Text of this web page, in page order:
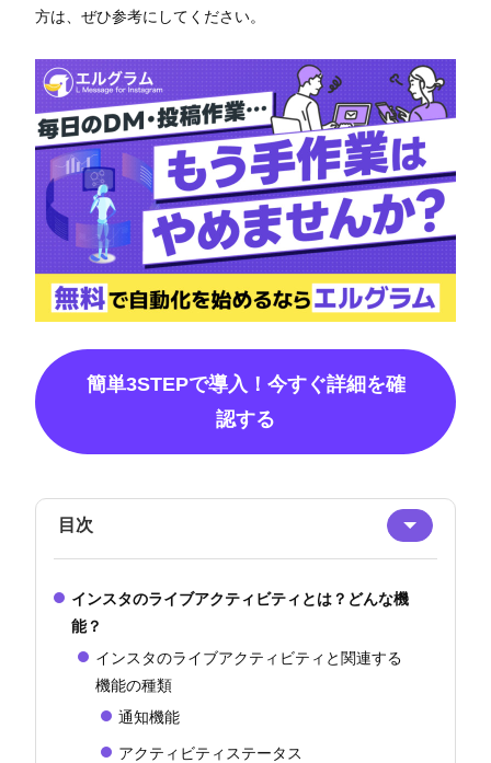
方は、ぜひ参考にしてください。
簡単3STEPで導入！今すぐ詳細を確
認する
目次
インスタのライブアクティビティとは？どんな機
能？
インスタのライブアクティビティと関連する
機能の種類
通知機能
アクティビティステータス